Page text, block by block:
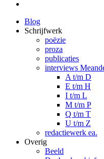
Blog
Schrijfwerk
poëzie
proza
publicaties
interviews
A t/m D
E t/m H
I t/m L
M t/m P
Q t/m T
U t/m Z
redactiewerk ea.
Overig
Beeld